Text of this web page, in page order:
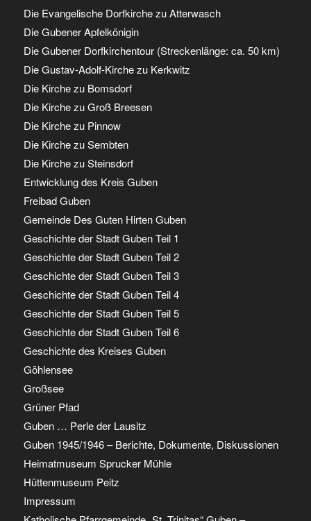
Die Evangelische Dorfkirche zu Atterwasch
Die Gubener Apfelkönigin
Die Gubener Dorfkirchentour (Streckenlänge: ca. 50 km)
Die Gustav-Adolf-Kirche zu Kerkwitz
Die Kirche zu Bomsdorf
Die Kirche zu Groß Breesen
Die Kirche zu Pinnow
Die Kirche zu Sembten
Die Kirche zu Steinsdorf
Entwicklung des Kreis Guben
Freibad Guben
Gemeinde Des Guten Hirten Guben
Geschichte der Stadt Guben Teil 1
Geschichte der Stadt Guben Teil 2
Geschichte der Stadt Guben Teil 3
Geschichte der Stadt Guben Teil 4
Geschichte der Stadt Guben Teil 5
Geschichte der Stadt Guben Teil 6
Geschichte des Kreises Guben
Göhlensee
Großsee
Grüner Pfad
Guben … Perle der Lausitz
Guben 1945/1946 – Berichte, Dokumente, Diskussionen
Heimatmuseum Sprucker Mühle
Hüttenmuseum Peitz
Impressum